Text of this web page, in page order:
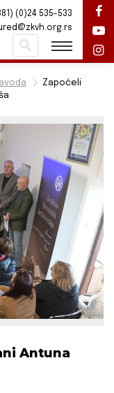
Započeli
Antuna
(0)24 535-533
Pretraži